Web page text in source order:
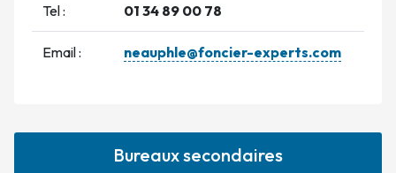
Tel : 01 34 89 00 78
Email : neauphle@foncier-experts.com
Bureaux secondaires